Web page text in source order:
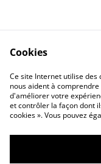
Contact
Privacy
Cookies
Ce site Internet utilise des
nous aident à
d'améliorer votre
et contrôler la façon dont
cookies ». Vous pouvez